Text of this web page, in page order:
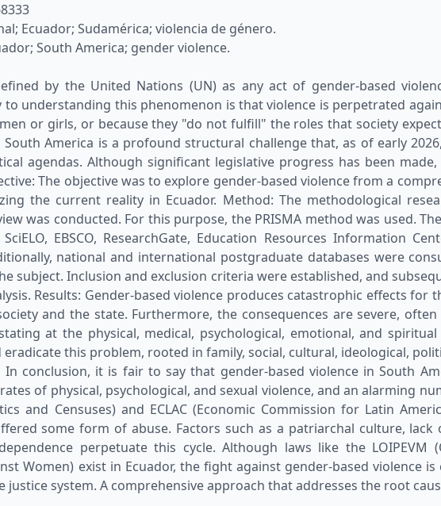
Ecuador; Sudamérica; violencia de género.
South America; gender violence.
by the United Nations (UN) as any act of gender-based
to understanding this phenomenon is that violence is perpetrated
or girls, or because they "do not fulfill" the roles that society
America is a profound structural challenge that, as of early
agendas. Although significant legislative progress has been
The objective was to explore gender-based violence from a
the current reality in Ecuador. Method: The methodological
was conducted. For this purpose, the PRISMA method was used.
EBSCO, ResearchGate, Education Resources Information
national and international postgraduate databases were
subject. Inclusion and exclusion criteria were established, and
Results: Gender-based violence produces catastrophic effects for
and the state. Furthermore, the consequences are severe,
at the physical, medical, psychological, emotional, and
this problem, rooted in family, social, cultural, ideological,
conclusion, it is fair to say that gender-based violence in South
of physical, psychological, and sexual violence, and an alarming
and Censuses) and ECLAC (Economic Commission for Latin
some form of abuse. Factors such as a patriarchal culture,
perpetuate this cycle. Although laws like the
Women) exist in Ecuador, the fight against gender-based violence
justice system. A comprehensive approach that addresses the root